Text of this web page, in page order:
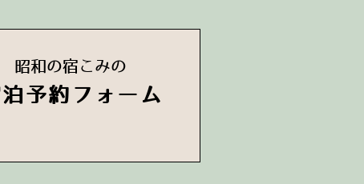
予約フォーム
昭和の宿こみの